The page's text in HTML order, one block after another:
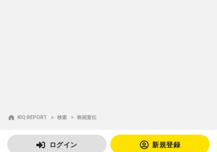
KIQ REPORT 検索 映画宣伝
ログイン 新規登録